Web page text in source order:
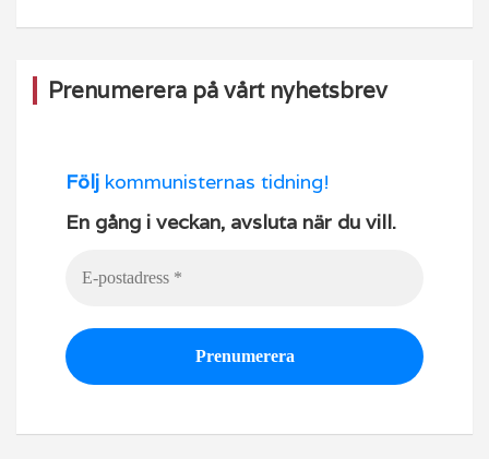
Prenumerera på vårt nyhetsbrev
Följ kommunisternas tidning!
En gång i veckan, avsluta när du vill.